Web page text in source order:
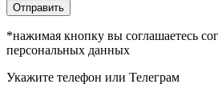
Отправить
*нажимая кнопку вы соглашаетесь
персональных данных
Укажите телефон или Телеграм